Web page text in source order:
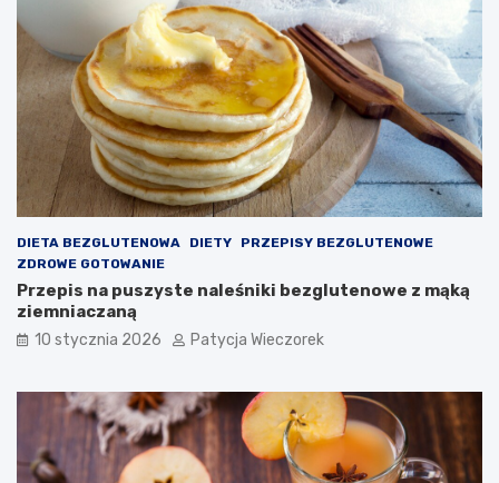
DIETA BEZGLUTENOWA DIETY
PRZEPISY BEZGLUTENOWE
ZDROWE GOTOWANIE
Przepis na puszyste naleśniki bezglutenowe z mąką
ziemniaczaną
10 stycznia 2026 Patycja Wieczorek